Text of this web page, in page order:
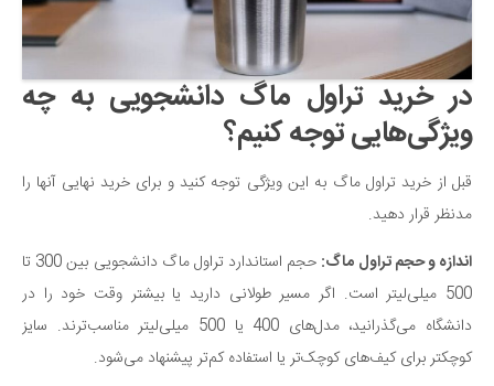
در خرید تراول ماگ دانشجویی به چه
ویژگی‌هایی توجه کنیم؟
قبل از خرید تراول ماگ به این ویژگی توجه کنید و برای خرید نهایی آنها را
مدنظر قرار دهید.
اندازه و حجم تراول ماگ:
حجم استاندارد تراول ماگ دانشجویی بین 300 تا
500 میلی‌لیتر است. اگر مسیر طولانی دارید یا بیشتر وقت خود را در
دانشگاه می‌گذرانید، مدل‌های 400 یا 500 میلی‌لیتر مناسب‌ترند. سایز
کوچکتر برای کیف‌های کوچک‌تر یا استفاده کم‌تر پیشنهاد می‌شود.